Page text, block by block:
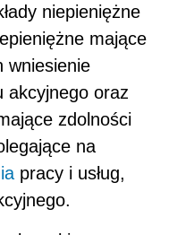
niepieniężne
mające
wniesienie
akcyjnego oraz
zdolności
na
pracy i usług,